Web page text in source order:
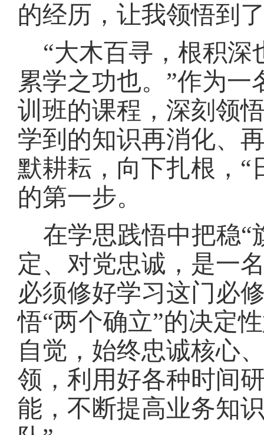
的经历，让我领悟到
“大木百寻，根积
累学之功也。”作为
训班的课程，深刻领
学到的知识再消化、
默耕耘，向下扎根，“
的第一步。
在学思践悟中把稳“
定、对党忠诚，是一
必须修好学习这门必
悟“两个确立”的决定
自觉，始终忠诚核心
领，利用好各种时间
能，不断提高业务知